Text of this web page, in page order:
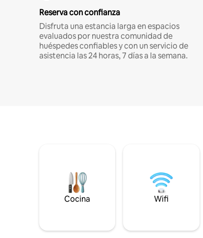
Reserva con confianza
Disfruta una estancia larga en espacios
evaluados por nuestra comunidad de
huéspedes confiables y con un servicio de
asistencia las 24 horas, 7 días a la semana.
Cocina Wifi